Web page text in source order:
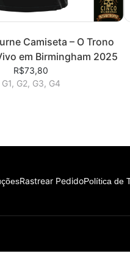
Camiseta – O Trono
em Birmingham 2025
R$73,80
G1, G2, G3, G4
Rastrear PedidoPolítica de